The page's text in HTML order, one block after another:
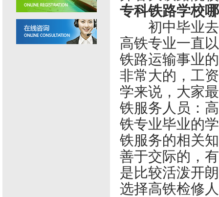
专科铁路学校
初中毕业去
高铁专业一直
铁路运输事业
非常大的，工
学来说，大家
铁服务人员：
铁专业毕业的
铁服务的相关
善于交际的，
是比较活泼开
选择高铁检修